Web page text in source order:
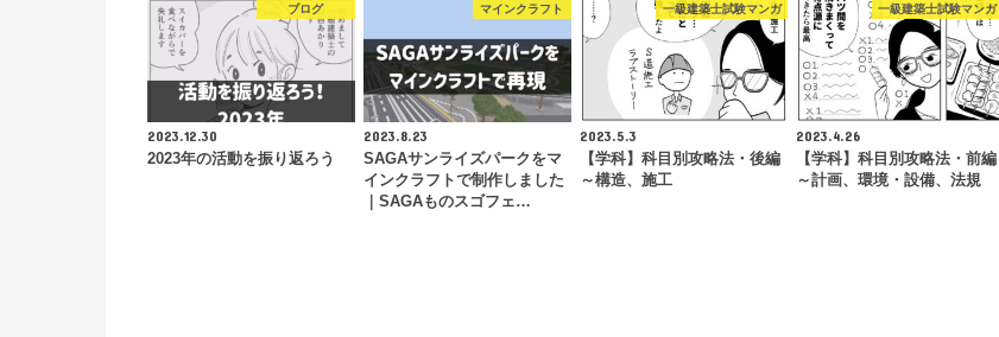
ブログ
2023.12.30
2023年の活動を振り返ろう
マインクラフト
2023.8.23
SAGAサンライズパークをマ
インクラフトで制作しました
｜SAGAものスゴフェ…
一級建築士試験マンガ
2023.5.3
【学科】科目別攻略法・後編
～構造、施工
一級建築士試験マンガ
2023.4.26
【学科】科目別攻略法・前編
～計画、環境・設備、法規